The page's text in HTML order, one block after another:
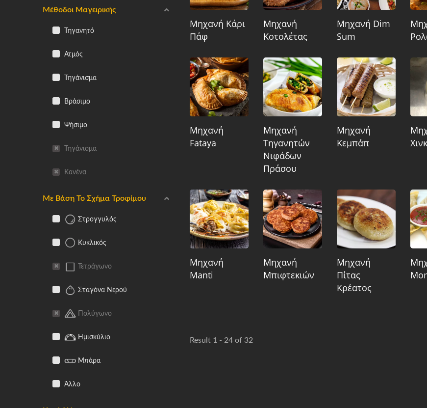
Μέθοδοι Μαγειρικής
Τηγανητό
Ατμός
Τηγάνισμα
Βράσιμο
Ψήσιμο
Τηγάνισμα
Κανένα
Με Βάση Το Σχήμα Τροφίμου
Στρογγυλός
Κυκλικός
Τετράγωνο
Σταγόνα Νερού
Πολύγωνο
Ημισκύλιο
Μπάρα
Άλλο
Μηχανή Κάρι
Πάφ
Μηχανή
Κοτολέτας
Μηχανή Dim
Sum
Μηχανή
Fataya
Μηχανή
Τηγανητών
Νιφάδων
Πράσου
Μηχανή
Κεμπάπ
Μηχανή
Manti
Μηχανή
Μπιφτεκιών
Μηχανή
Πίτας
Κρέατος
Result 1 - 24 of 32